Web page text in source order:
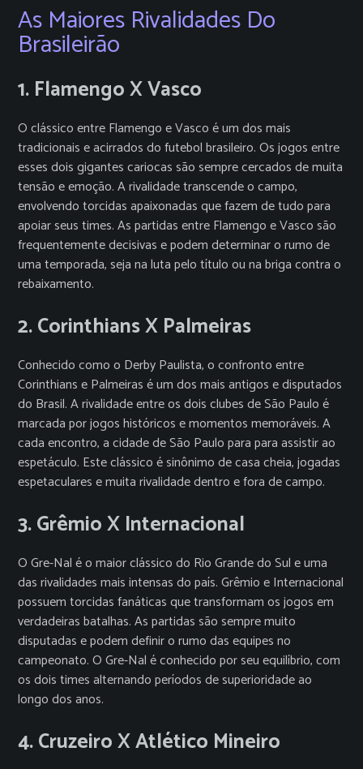
As Maiores Rivalidades Do
Brasileirão
1. Flamengo X Vasco
O clássico entre Flamengo e Vasco é um dos mais
tradicionais e acirrados do futebol brasileiro. Os jogos entre
esses dois gigantes cariocas são sempre cercados de muita
tensão e emoção. A rivalidade transcende o campo,
envolvendo torcidas apaixonadas que fazem de tudo para
apoiar seus times. As partidas entre Flamengo e Vasco são
frequentemente decisivas e podem determinar o rumo de
uma temporada, seja na luta pelo título ou na briga contra o
rebaixamento.
2. Corinthians X Palmeiras
Conhecido como o Derby Paulista, o confronto entre
Corinthians e Palmeiras é um dos mais antigos e disputados
do Brasil. A rivalidade entre os dois clubes de São Paulo é
marcada por jogos históricos e momentos memoráveis. A
cada encontro, a cidade de São Paulo para para assistir ao
espetáculo. Este clássico é sinônimo de casa cheia, jogadas
espetaculares e muita rivalidade dentro e fora de campo.
3. Grêmio X Internacional
O Gre-Nal é o maior clássico do Rio Grande do Sul e uma
das rivalidades mais intensas do país. Grêmio e Internacional
possuem torcidas fanáticas que transformam os jogos em
verdadeiras batalhas. As partidas são sempre muito
disputadas e podem definir o rumo das equipes no
campeonato. O Gre-Nal é conhecido por seu equilíbrio, com
os dois times alternando períodos de superioridade ao
longo dos anos.
4. Cruzeiro X Atlético Mineiro